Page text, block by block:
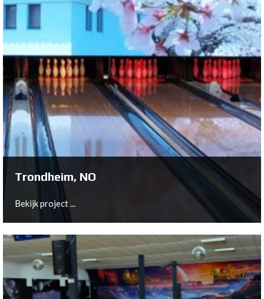
Fürstenwalde, DE
Bekijk project ...
Trondheim, NO
Bekijk project ...